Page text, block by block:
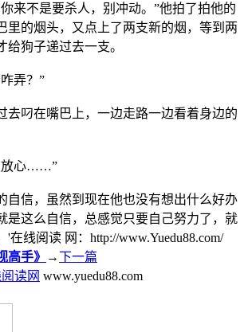
来不是要杀人，别冲动。”他拍了拍他的
里的烟头，又点上了两支新的烟，等到两
给狗子递过去一支。
弄？”
去叼在嘴巴上，一边走路一边看着身边的
放心……”
自信，虽然到现在他也没有想出什么好办
是这么自信，总感觉只要自己努力了，就
在线阅读 网：http://www.Yuedu88.com/
高手》 →下一篇
读网 www.yuedu88.com